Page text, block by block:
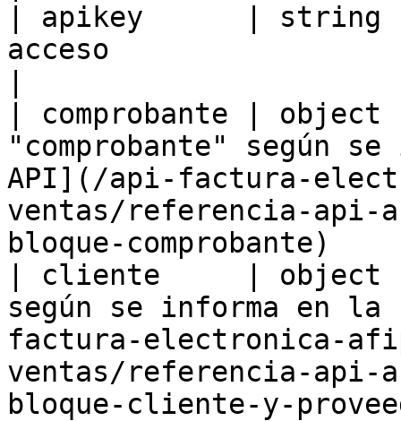
| apikey      | string |
acceso
| comprobante |
"comprobante" según
API](/api-factura-
ventas/referencia-api-
bloque-comprobante)
| cliente     | object
según se informa en
factura-electronica-
ventas/referencia-api-
bloque-cliente-y-